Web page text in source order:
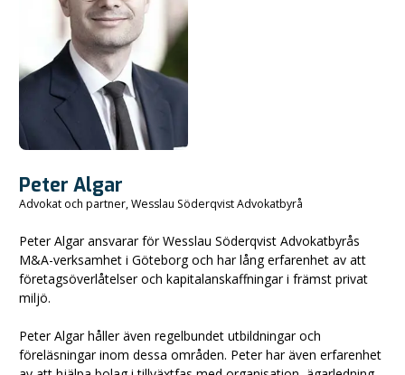
Peter Algar
Advokat och partner, Wesslau Söderqvist Advokatbyrå
Peter Algar ansvarar för Wesslau Söderqvist Advokatbyrås
M&A-verksamhet i Göteborg och har lång erfarenhet av att
företagsöverlåtelser och kapitalanskaffningar i främst privat
miljö.
Peter Algar håller även regelbundet utbildningar och
föreläsningar inom dessa områden. Peter har även erfarenhet